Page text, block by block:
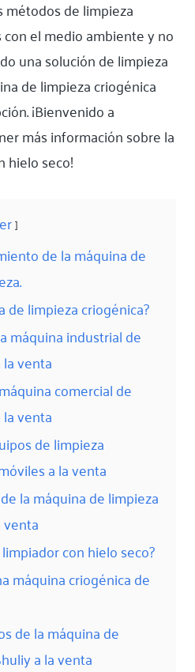
de limpieza
el medio ambiente y no
una solución de limpieza
de limpieza criogénica
¡Bienvenido a
más información sobre la
hielo seco!
de la máquina de
de limpieza criogénica?
máquina industrial de
venta
comercial de
venta
de limpieza
a la venta
la máquina de limpieza
venta
con hielo seco?
máquina criogénica de
de la máquina de
a la venta